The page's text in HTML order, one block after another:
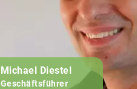
Michael Diestel
Geschäftsführer